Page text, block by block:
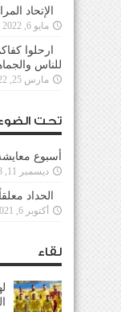
الإتحاد
مايو 6, 2022
ارحلوا
للناس
مارس 25, 2022
تحت
أسبوع
ديسمبر 11, 2023
الحداد
أكتوبر 6, 2021
لقاء